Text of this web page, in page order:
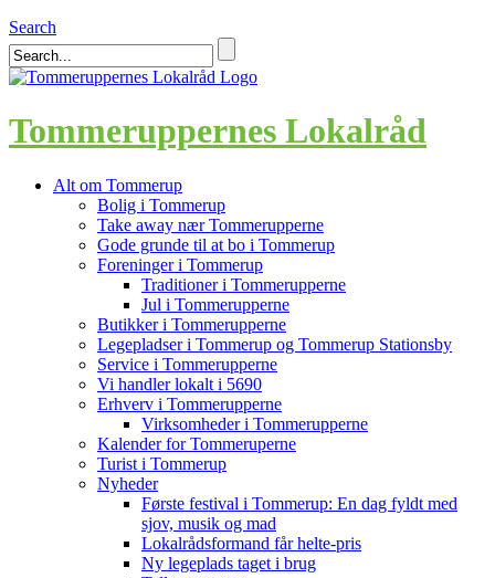
Search
Tommeruppernes Lokalråd
Alt om Tommerup
Bolig i Tommerup
Take away nær Tommerupperne
Gode grunde til at bo i Tommerup
Foreninger i Tommerup
Traditioner i Tommerupperne
Jul i Tommerupperne
Butikker i Tommerupperne
Legepladser i Tommerup og Tommerup Stationsby
Service i Tommerupperne
Vi handler lokalt i 5690
Erhverv i Tommerupperne
Virksomheder i Tommerupperne
Kalender for Tommeruperne
Turist i Tommerup
Nyheder
Første festival i Tommerup: En dag fyldt med
sjov, musik og mad
Lokalrådsformand får helte-pris
Ny legeplads taget i brug